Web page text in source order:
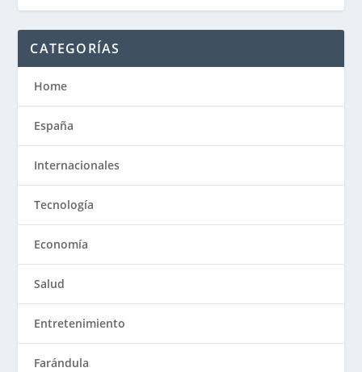
CATEGORÍAS
Home
España
Internacionales
Tecnología
Economía
Salud
Entretenimiento
Farándula